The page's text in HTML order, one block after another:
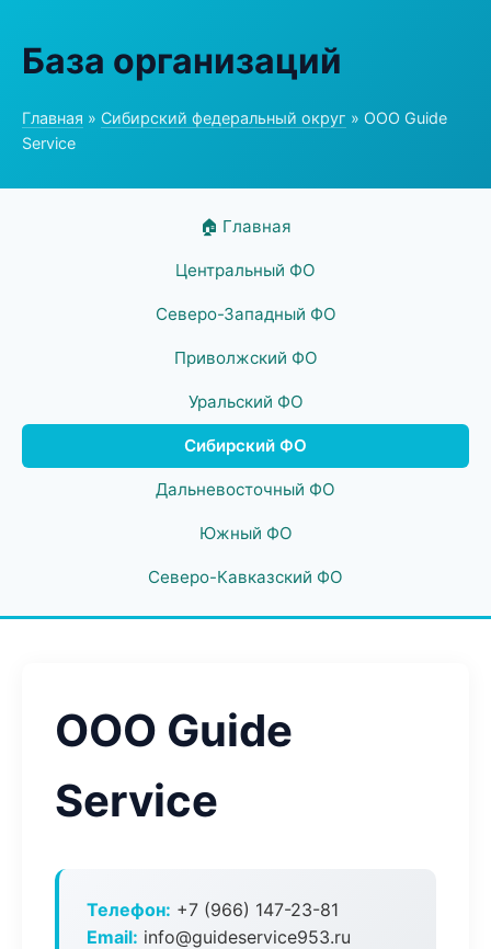
База организаций
Главная » Сибирский федеральный округ » ООО Guide
Service
🏠 Главная
Центральный ФО
Северо-Западный ФО
Приволжский ФО
Уральский ФО
Сибирский ФО
Дальневосточный ФО
Южный ФО
Северо-Кавказский ФО
ООО Guide
Service
Телефон: +7 (966) 147-23-81
Email: info@guideservice953.ru